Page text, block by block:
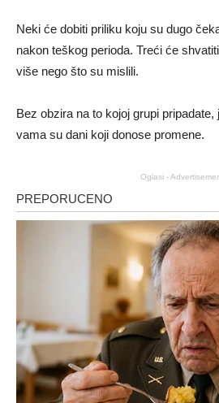
Neki će dobiti priliku koju su dugo
nakon teškog perioda. Treći će
više nego što su mislili.
Bez obzira na to kojoj grupi
vama su dani koji donose promene.
Oglasi -